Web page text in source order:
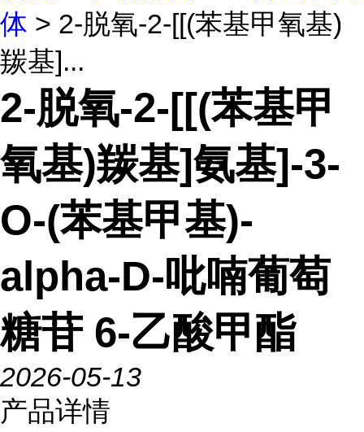
体 > 2-脱氧-2-[[(苯基甲氧基)
羰基]...
2-脱氧-2-[[(苯基甲
氧基)羰基]氨基]-3-
O-(苯基甲基)-
alpha-D-吡喃葡萄
糖苷 6-乙酸甲酯
2026-05-13
产品详情